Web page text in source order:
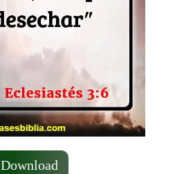
Download